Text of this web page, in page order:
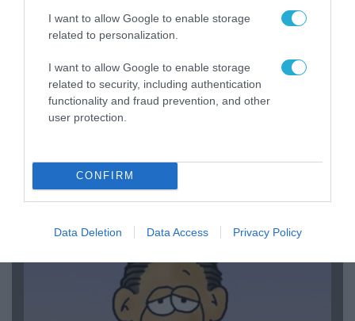
I want to allow Google to enable storage
related to personalization.
I want to allow Google to enable storage
related to security, including authentication
functionality and fraud prevention, and other
user protection.
CONFIRM
Data Deletion Data Access Privacy Policy
«Επιχείρηση ελεύθερα πεζοδρόμια» στην
Αθήνα: Απομακρύνθηκαν παράνομα